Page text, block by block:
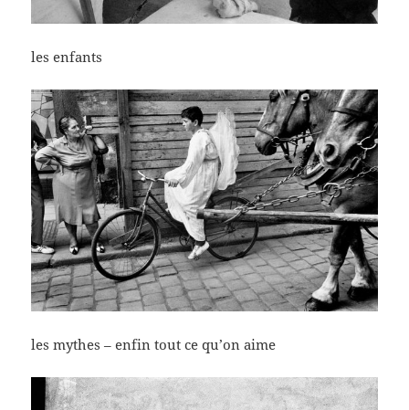
les enfants
les mythes – enfin tout ce qu’on aime